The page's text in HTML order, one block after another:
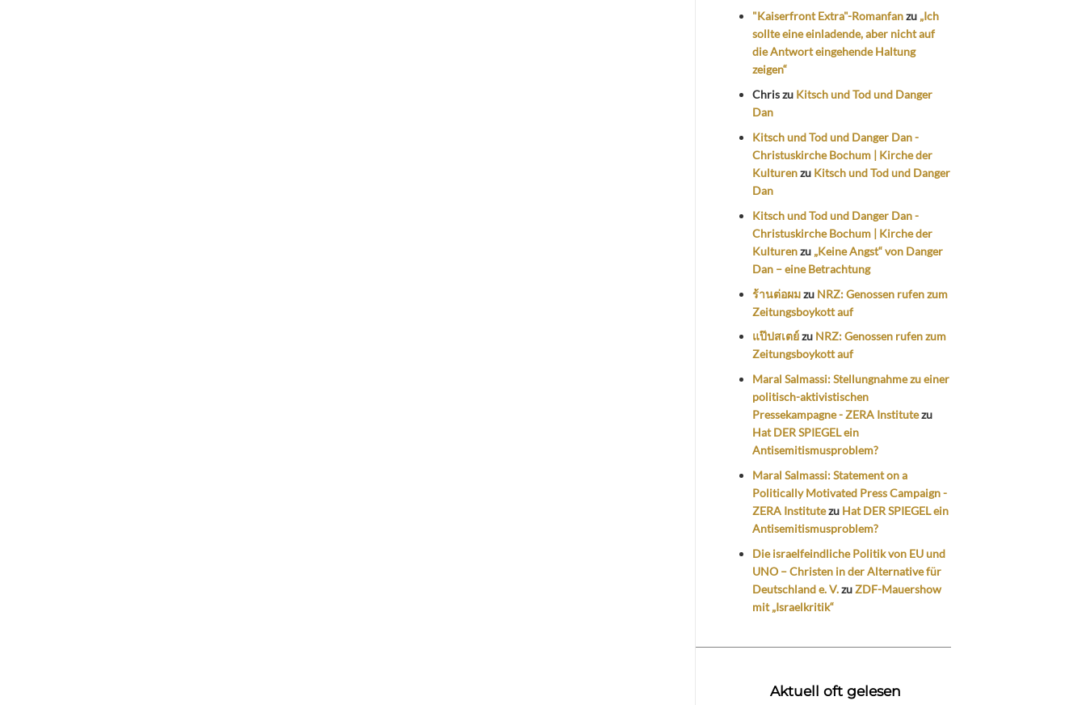
"Kaiserfront Extra"-Romanfanzu „Ich
sollte eine einladende, aber nicht auf
die Antwort eingehende Haltung
zeigen“
Chriszu Kitsch und Tod und Danger
Dan
Kitsch und Tod und Danger Dan -
Christuskirche Bochum | Kirche der
Kulturenzu Kitsch und Tod und Danger
Dan
Kitsch und Tod und Danger Dan -
Christuskirche Bochum | Kirche der
Kulturenzu „Keine Angst“ von Danger
Dan – eine Betrachtung
ร้านต่อผมzu NRZ: Genossen rufen zum
Zeitungsboykott auf
แป๊ปสเตย์zu NRZ: Genossen rufen zum
Zeitungsboykott auf
Maral Salmassi: Stellungnahme zu einer
politisch-aktivistischen
Pressekampagne - ZERA Institutezu
Hat DER SPIEGEL ein
Antisemitismusproblem?
Maral Salmassi: Statement on a
Politically Motivated Press Campaign -
ZERA Institutezu Hat DER SPIEGEL ein
Antisemitismusproblem?
Die israelfeindliche Politik von EU und
UNO – Christen in der Alternative für
Deutschland e. V.zuZDF-Mauershow
mit „Israelkritik“
Aktuell oft gelesen